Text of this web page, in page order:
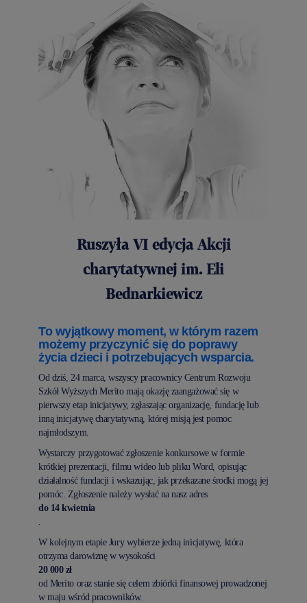
Ruszyła VI edycja Akcji
charytatywnej im. Eli
Bednarkiewicz
To wyjątkowy moment, w którym razem
możemy przyczynić się do poprawy
życia dzieci i potrzebujących wsparcia.
Od dziś, 24 marca, wszyscy pracownicy Centrum Rozwoju
Szkół Wyższych Merito mają okazję zaangażować się w
pierwszy etap inicjatywy, zgłaszając organizację, fundację lub
inną inicjatywę charytatywną, której misją jest pomoc
najmłodszym.
Wystarczy przygotować zgłoszenie konkursowe w formie
krótkiej prezentacji, filmu wideo lub pliku Word, opisując
działalność fundacji i wskazując, jak przekazane środki mogą jej
pomóc. Zgłoszenie należy wysłać na nasz adres
do 14 kwietnia
W kolejnym etapie Jury wybierze jedną inicjatywę, która
otrzyma darowiznę w wysokości
20 000 zł
od Merito oraz stanie się celem zbiórki finansowej prowadzonej
w maju wśród pracowników.